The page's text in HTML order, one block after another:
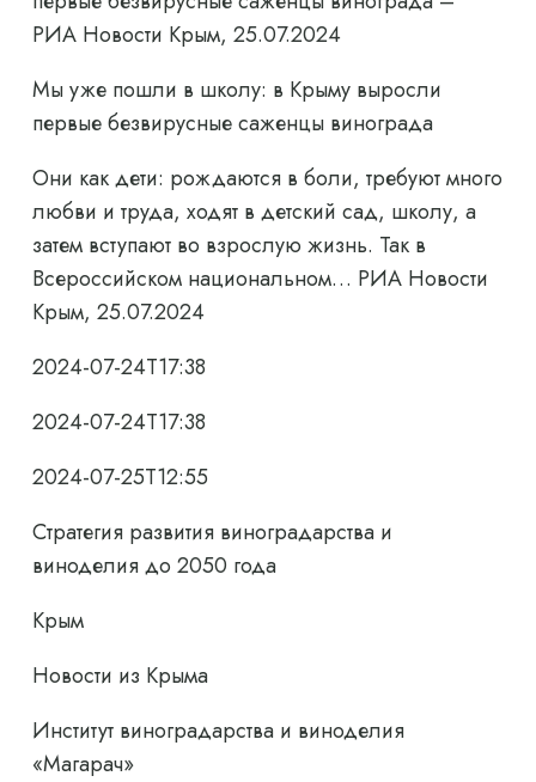
РИА Новости Крым, 25.07.2024
Мы уже пошли в школу: в Крыму выросли
первые безвирусные саженцы винограда
Они как дети: рождаются в боли, требуют много
любви и труда, ходят в детский сад, школу, а
затем вступают во взрослую жизнь. Так в
Всероссийском национальном… РИА Новости
Крым, 25.07.2024
2024-07-24T17:38
2024-07-24T17:38
2024-07-25T12:55
Стратегия развития виноградарства и
виноделия до 2050 года
Крым
Новости из Крыма
Институт виноградарства и виноделия
«Магарач»